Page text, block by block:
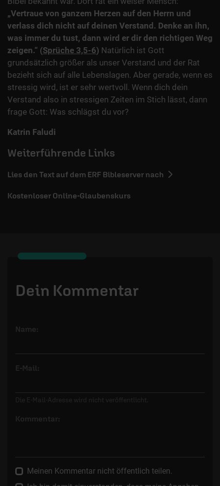
„Vertraue von ganzem Herzen auf den Herrn und
verlass dich nicht auf deinen Verstand. Denke an ihn,
was immer du tust, dann wird er dir den richtigen Weg
zeigen.“ (Sprüche 3,5-6) Natürlich ist Gott
grundsätzlich größer als unser Verstand und der Rat
bezieht sich auf alle Lebenslagen. Aber gerade, wenn es
stressig wird, ist er sehr wertvoll. Wenn dich dein
Verstand also in stressigen Zeiten im Stich lässt, dann
frage Gott: Was schlägst du vor?
Katrin Faludi
Weiterführende Links
Lies den Text auf dem ERF Bibleserver nach
Kostenloser Online-Glaubenskurs
Dein Kommentar
Name:
E-Mail:
Die E-Mail-Adresse wird nicht veröffentlicht.
Kommentar:
Meinen Kommentar nicht öffentlich teilen.